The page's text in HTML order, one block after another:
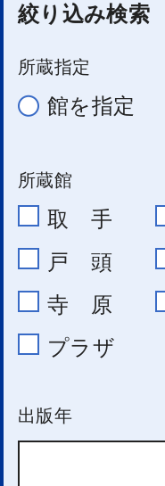
絞り込み検索
所蔵指定
館を指定
所蔵館
取 手
戸 頭
寺 原
プラザ
出版年